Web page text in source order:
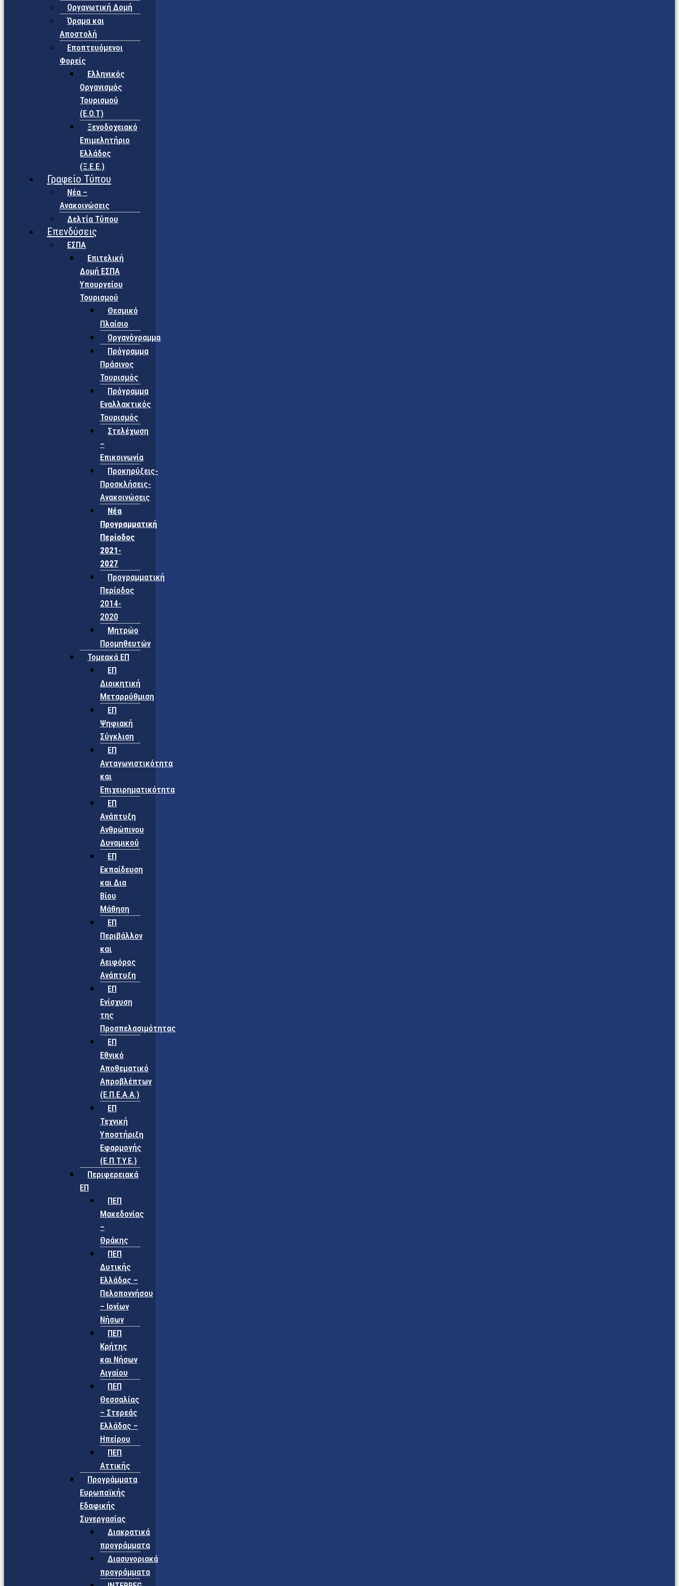
Οργανωτική Δομή
Όραμα και
Αποστολή
Εποπτευόμενοι
Φορείς
Eλληνικός
Οργανισμός
Τουρισμού
(Ε.Ο.Τ)
Ξενοδοχειακό
Επιμελητήριο
Ελλάδος
(Ξ.Ε.Ε.)
Γραφείο Τύπου
Νέα –
Ανακοινώσεις
Δελτία Τύπου
Επενδύσεις
ΕΣΠΑ
Επιτελική
Δομή ΕΣΠΑ
Υπουργείου
Τουρισμού
Θεσμικό
Πλαίσιο
Οργανόγραμμα
Πρόγραμμα
Πράσινος
Τουρισμός
Πρόγραμμα
Εναλλακτικός
Τουρισμός
Στελέχωση
–
Επικοινωνία
Προκηρύξεις-
Προσκλήσεις-
Ανακοινώσεις
Νέα
Προγραμματική
Περίοδος
2021-
2027
Προγραμματική
Περίοδος
2014-
2020
Μητρώο
Προμηθευτών
Τομεακά ΕΠ
ΕΠ
Διοικητική
Μεταρρύθμιση
ΕΠ
Ψηφιακή
Σύγκλιση
ΕΠ
Ανταγωνιστικότητα
και
Επιχειρηματικότητα
ΕΠ
Ανάπτυξη
Ανθρώπινου
Δυναμικού
ΕΠ
Εκπαίδευση
και Δια
Βίου
Μάθηση
ΕΠ
Περιβάλλον
και
Αειφόρος
Ανάπτυξη
ΕΠ
Ενίσχυση
της
Προσπελασιμότητας
ΕΠ
Εθνικό
Αποθεματικό
Απροβλέπτων
(Ε.Π.Ε.Α.Α.)
ΕΠ
Τεχνική
Υποστήριξη
Εφαρμογής
(Ε.Π.Τ.Υ.Ε.)
Περιφερειακά
ΕΠ
ΠΕΠ
Μακεδονίας
–
Θράκης
ΠΕΠ
Δυτικής
Ελλάδας –
Πελοποννήσου
– Ιονίων
Νήσων
ΠΕΠ
Κρήτης
και Νήσων
Αιγαίου
ΠΕΠ
Θεσσαλίας
– Στερεάς
Ελλάδας –
Ηπείρου
ΠΕΠ
Αττικής
Προγράμματα
Ευρωπαϊκής
Εδαφικής
Συνεργασίας
Διακρατικά
προγράμματα
Διασυνοριακά
προγράμματα